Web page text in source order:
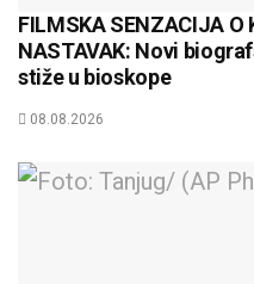
FILMSKA SENZACIJA O
NASTAVAK: Novi
stiže u bioskope
08.08.2026